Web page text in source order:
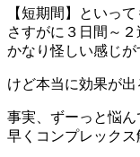
【短期間】といって
さすがに３日間～２
かなり怪しい感じ
けど本当に効果が
事実、ずーっと悩ん
早くコンプレックス